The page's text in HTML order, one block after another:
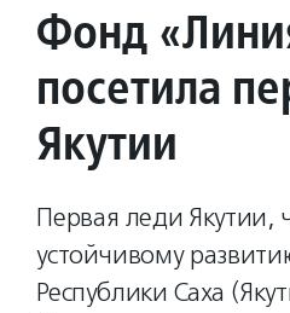
Фонд
посетила
Якутии
Первая леди Якутии,
устойчивому
Республики Саха